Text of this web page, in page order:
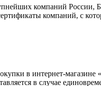
компаний России,
компаний, с
в интернет-
в случае